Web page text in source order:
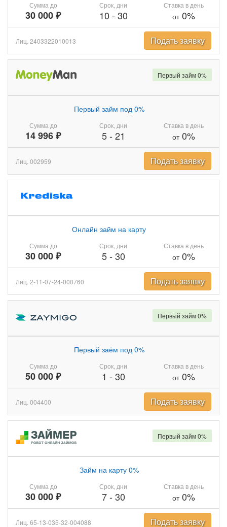
Сумма до
30 000 ₽
Срок, дни
10 - 30
Ставка в день
от0%
Лиц. 2403322010013 Подать заявку
Сумма до
14 996 ₽
Первый займ под 0%
Срок, дни
5- 21
Ставка в день
от0%
Первый займ 0%
Лиц. 002959 Подать заявку
Сумма до
30 000 ₽
Онлайн займ на карту
Срок, дни
5- 30
Ставка в день
от0%
Лиц. 2-11-07-24-000760 Подать заявку
Сумма до
50 000 ₽
Первый заём под 0%
Срок, дни
1 - 30
Ставка в день
от0%
Первый займ 0%
Лиц. 004400 Подать заявку
Сумма до
30 000 ₽
Займ на карту 0%
Срок, дни
7- 30
Ставка в день
от0%
Первый займ 0%
Лиц. 65-13-035-32-004088 Подать заявку